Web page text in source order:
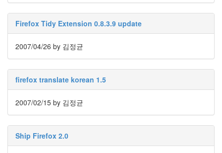
Firefox Tidy Extension 0.8.3.9 update
2007/04/26 by 김정균
firefox translate korean 1.5
2007/02/15 by 김정균
Ship Firefox 2.0
Find!
Categories
192
주
절
주
절
이
11